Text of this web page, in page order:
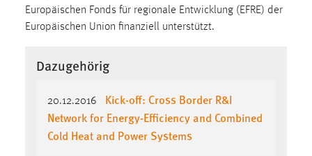
Europäischen Fonds für regionale Entwicklung (EFRE) der
Europäischen Union finanziell unterstützt.
Dazugehörig
20.12.2016
Kick-off: Cross Border R&I
Network for Energy-Efficiency and Combined
Cold Heat and Power Systems
Login
Zweck:
einloggen zu können.
Cookie Laufzeit: